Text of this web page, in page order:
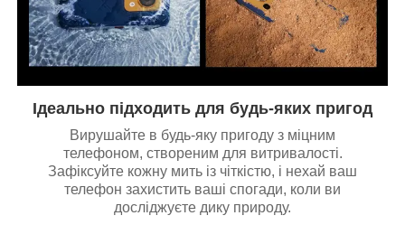
Ідеально підходить для будь-яких пригод
Вирушайте в будь-яку пригоду з міцним
телефоном, створеним для витривалості.
Зафіксуйте кожну мить із чіткістю, і нехай ваш
телефон захистить ваші спогади, коли ви
досліджуєте дику природу.